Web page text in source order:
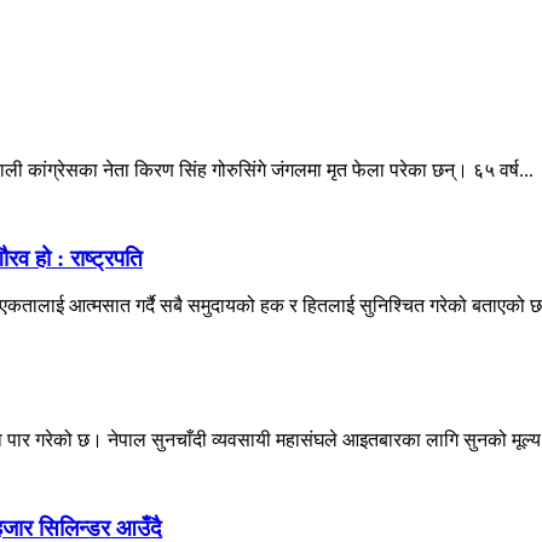
कांग्रेसका नेता किरण सिंह गोरुसिंगे जंगलमा मृत फेला परेका छन्। ६५ वर्ष...
हो : राष्ट्रपति
एकतालाई आत्मसात गर्दै सबै समुदायको हक र हितलाई सुनिश्चित गरेको बताएको
गरेको छ। नेपाल सुनचाँदी व्यवसायी महासंघले आइतबारका लागि सुनको
सिलिन्डर आउँदै